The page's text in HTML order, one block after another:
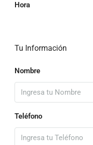
Hora
Tu Información
Nombre
Teléfono